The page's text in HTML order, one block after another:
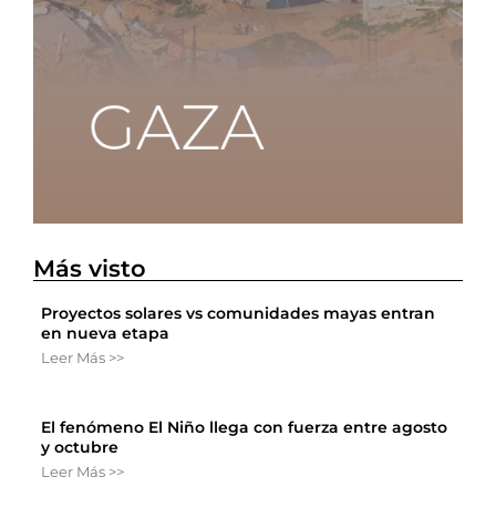
Más visto
Proyectos solares vs comunidades mayas entran
en nueva etapa
Leer Más >>
El fenómeno El Niño llega con fuerza entre agosto
y octubre
Leer Más >>